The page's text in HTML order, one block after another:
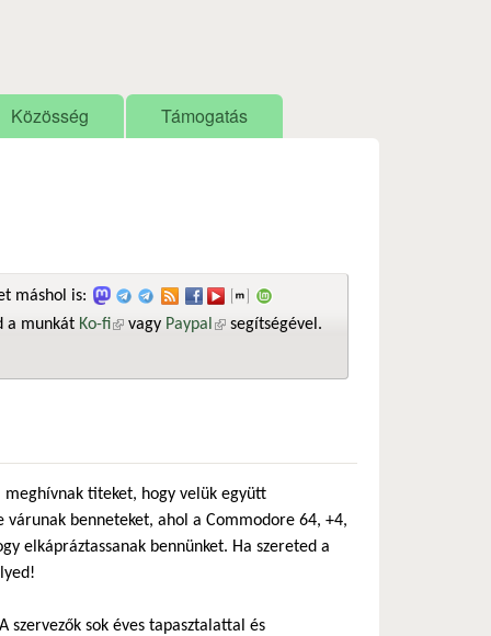
Közösség Támogatás
máshol is:
a munkát Ko-fi(külső hivatkozás)
vagy Paypal (külső hivatkozás)
segítségével.
meghívnak titeket, hogy velük együtt
benneteket, ahol a Commodore 64, +4,
elkápráztassanak bennünket. Ha szereted a
szervezők sok éves tapasztalattal és